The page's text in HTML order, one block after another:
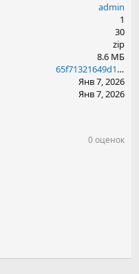
admin
1
30
zip
8.6 МБ
65f71321649d1bb1029f079e45d9d417
Янв 7, 2026
Янв 7, 2026
0 оценок